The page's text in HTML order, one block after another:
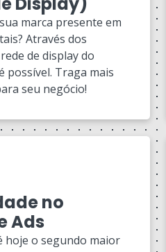
marca presente em
Através dos
de display do
possível. Traga mais
seu negócio!
no
Ads
hoje o segundo maior